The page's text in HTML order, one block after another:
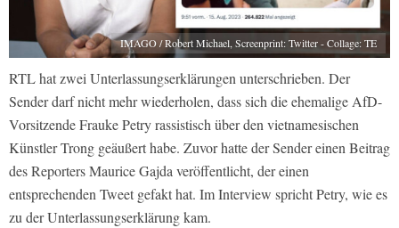
IMAGO / Robert Michael, Screenprint: Twitter - Collage: TE
RTL hat zwei Unterlassungserklärungen unterschrieben. Der
Sender darf nicht mehr wiederholen, dass sich die ehemalige AfD-
Vorsitzende Frauke Petry rassistisch über den vietnamesischen
Künstler Trong geäußert habe. Zuvor hatte der Sender einen Beitrag
des Reporters Maurice Gajda veröffentlicht, der einen
entsprechenden Tweet gefakt hat. Im Interview spricht Petry, wie es
zu der Unterlassungserklärung kam.